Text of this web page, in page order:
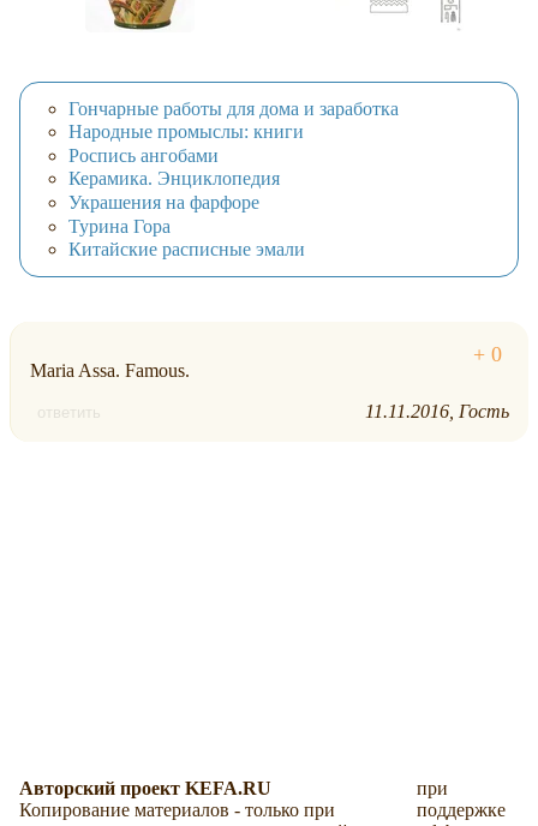
Гончарные работы для дома и заработка
Народные промыслы: книги
Роспись ангобами
Керамика. Энциклопедия
Украшения на фарфоре
Турина Гора
Китайские расписные эмали
Maria Assa. Famous.
ответить 11.11.2016 Гость
Авторский проект KEFA.RU
Копирование материалов - только при
при
поддержке